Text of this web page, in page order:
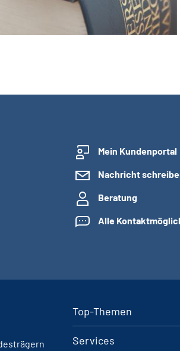
Mein Kundenportal
Nachricht
Beratung
Alle
Top-Themen
Services